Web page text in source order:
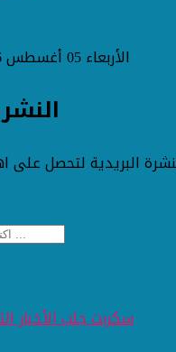
الأربعاء 05 أغسطس 2026 04:39 مساءً
البريدية لتحصل على